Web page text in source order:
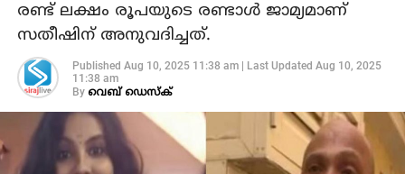
രണ്ട് ലക്ഷം രൂപയുടെ രണ്ടാള്‍ ജാമ്യമാണ്
സതീഷിന് അനുവദിച്ചത്.
Published Aug 10, 2025 11:38 am| Last Updated Aug 10, 2025
11:38 am
By വെബ് ഡെസ്‌ക്